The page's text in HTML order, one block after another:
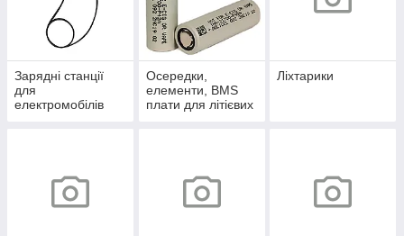
Зарядні станції
для
електромобілів
Осередки,
елементи, BMS
плати для літієвих
Ліхтарики